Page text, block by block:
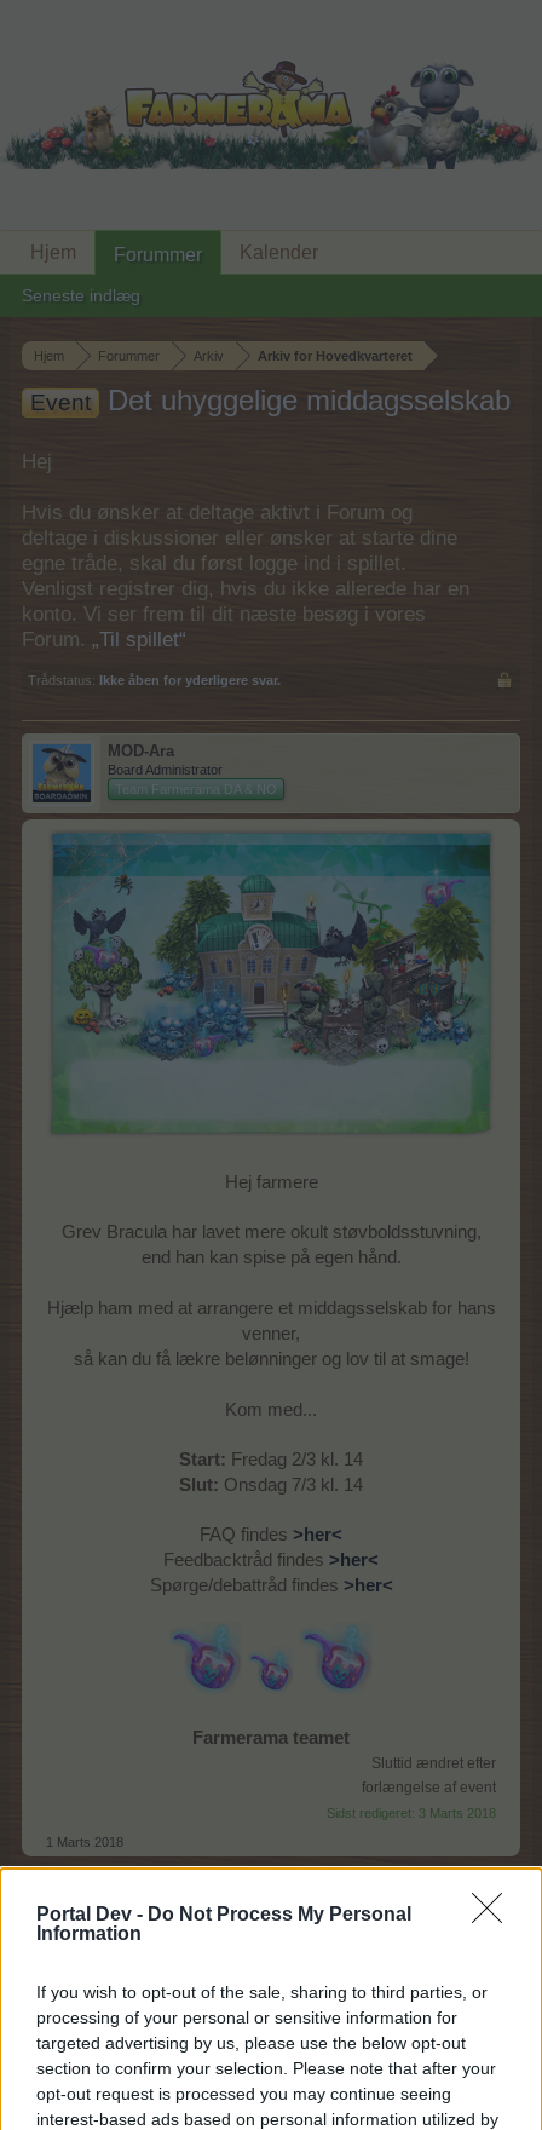
Portal Dev - Do Not Process My Personal
Information
If you wish to opt-out of the sale, sharing to third parties, or
processing of your personal or sensitive information for
targeted advertising by us, please use the below opt-out
section to confirm your selection. Please note that after your
opt-out request is processed you may continue seeing
interest-based ads based on personal information utilized by
Hjem Forummer Arkiv Arkiv for Hovedkvarteret
Event Det uhyggelige middagsselskab
Hej
Hvis du ønsker at deltage aktivt i Forum og
deltage i diskussioner eller ønsker at starte dine
egne tråde, skal du først logge ind i spillet.
Venligst registrer dig, hvis du ikke allerede har en
konto. Vi ser frem til dit næste besøg i vores
Forum. „Til spillet“
Trådstatus: Ikke åben for yderligere svar.
MOD-Ara
Board Administrator
Team Farmerama DA & NO
Hej farmere
Grev Bracula har lavet mere okult støvboldsstuvning,
end han kan spise på egen hånd.
Hjælp ham med at arrangere et middagsselskab for hans
venner,
så kan du få lækre belønninger og lov til at smage!
Kom med...
Start: Fredag 2/3 kl. 14
Slut: Onsdag 7/3 kl. 14
FAQ findes >her<
Feedbacktråd findes >her<
Spørge/debattråd findes >her<
Farmerama teamet
Sluttid ændret efter
forlængelse af event
Sidst redigeret: 3 Marts 2018
1 Marts 2018
MOD-Ara
Hej farmere
Eventet er forlænget.
Sluttid ændret i indlæg herover.
Hjem Forummer
Seneste indlæg
Kalender